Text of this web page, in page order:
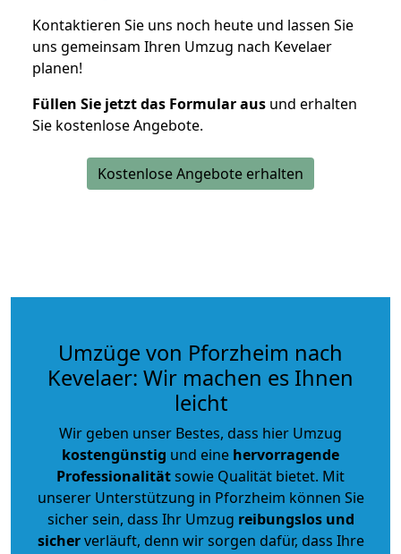
Kontaktieren Sie uns noch heute und lassen Sie
uns gemeinsam Ihren Umzug nach Kevelaer
planen!
Füllen Sie jetzt das Formular aus und erhalten
Sie kostenlose Angebote.
Kostenlose Angebote erhalten
Umzüge von Pforzheim nach
Kevelaer: Wir machen es Ihnen
leicht
Wir geben unser Bestes, dass hier Umzug
kostengünstig und eine hervorragende
Professionalitätsowie Qualität bietet. Mit
unserer Unterstützung in Pforzheim können Sie
sicher sein, dass Ihr Umzug reibungslos und
sicherverläuft, denn wir sorgen dafür, dass Ihre